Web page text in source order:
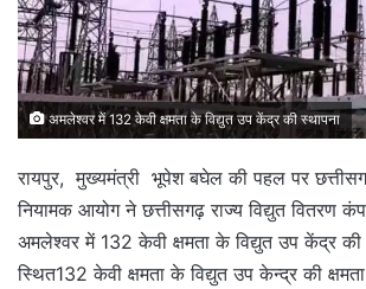
अमलेश्वर में 132 केवी क्षमता के विद्युत उप केंद्र की स्थापना
रायपुर, मुख्यमंत्री भूपेश बघेल की पहल पर
नियामक आयोग ने छत्तीसगढ़ राज्य विद्युत वितरण
अमलेश्वर में 132 केवी क्षमता के विद्युत उप केंद्र
स्थित132 केवी क्षमता के विद्युत उप केन्द्र की